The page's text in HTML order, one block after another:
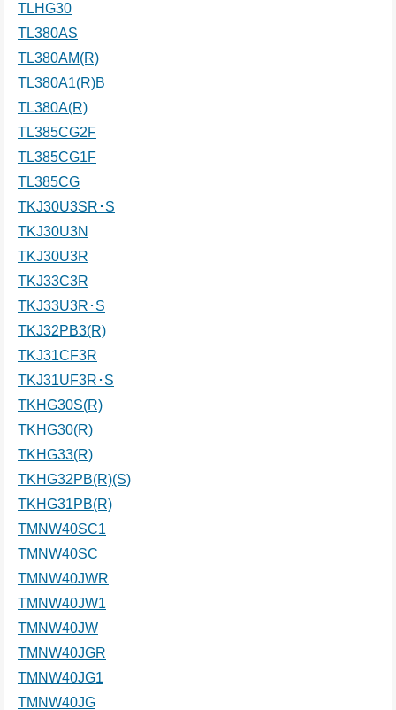
TLHG30
TL380AS
TL380AM(R)
TL380A1(R)B
TL380A(R)
TL385CG2F
TL385CG1F
TL385CG
TKJ30U3SR･S
TKJ30U3N
TKJ30U3R
TKJ33C3R
TKJ33U3R･S
TKJ32PB3(R)
TKJ31CF3R
TKJ31UF3R･S
TKHG30S(R)
TKHG30(R)
TKHG33(R)
TKHG32PB(R)(S)
TKHG31PB(R)
TMNW40SC1
TMNW40SC
TMNW40JWR
TMNW40JW1
TMNW40JW
TMNW40JGR
TMNW40JG1
TMNW40JG